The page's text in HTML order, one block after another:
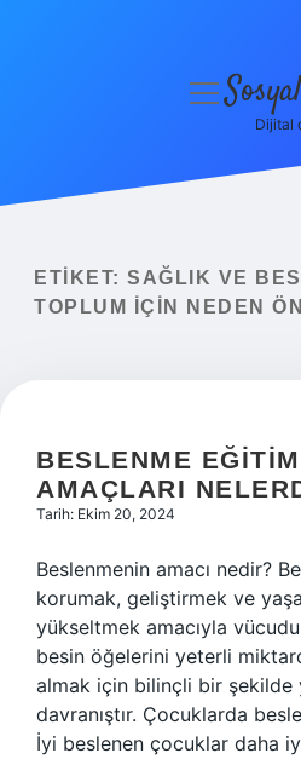
Yasal Uyarı
menüyü
Dijital
ETIKET: SAĞLIK VE
TOPLUM IÇIN NEDEN
BESLENME
AMAÇLARI
Tarih: Ekim 20, 2024
Beslenmenin amacı nedir?
korumak, geliştirmek ve
yükseltmek amacıyla
besin öğelerini yeterli
almak için bilinçli bir şekilde
davranıştır. Çocuklarda
İyi beslenen çocuklar daha